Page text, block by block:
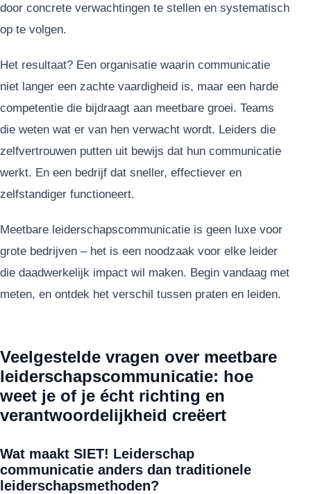
door concrete verwachtingen te stellen en systematisch
op te volgen.
Het resultaat? Een organisatie waarin communicatie
niet langer een zachte vaardigheid is, maar een harde
competentie die bijdraagt aan meetbare groei. Teams
die weten wat er van hen verwacht wordt. Leiders die
zelfvertrouwen putten uit bewijs dat hun communicatie
werkt. En een bedrijf dat sneller, effectiever en
zelfstandiger functioneert.
Meetbare leiderschapscommunicatie is geen luxe voor
grote bedrijven – het is een noodzaak voor elke leider
die daadwerkelijk impact wil maken. Begin vandaag met
meten, en ontdek het verschil tussen praten en leiden.
Veelgestelde vragen over meetbare
leiderschapscommunicatie: hoe
weet je of je écht richting en
verantwoordelijkheid creëert
Wat maakt SIET! Leiderschap
communicatie anders dan traditionele
leiderschapsmethoden?